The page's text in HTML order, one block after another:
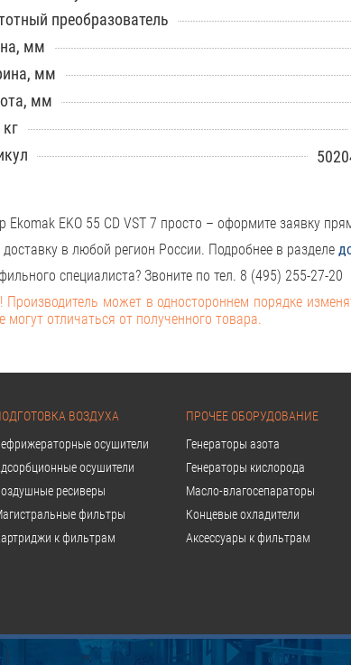
преобразователь
мм
мм
мм
кг
Ekomak EKO 55 CD VST 7 просто – оформите заявку
в любой регион России. Подробнее в разделе
специалиста? Звоните по тел. 8 (495) 255-27-20
может в одностороннем порядке
отличаться от полученного товара.
ВОЗДУХА
осушители
осушители
ресиверы
фильтры
к фильтрам
ПРОЧЕЕ ОБОРУДОВАНИЕ
Генераторы азота
Генераторы кислорода
Масло-влагосепараторы
Концевые охладители
Аксессуары к фильтрам